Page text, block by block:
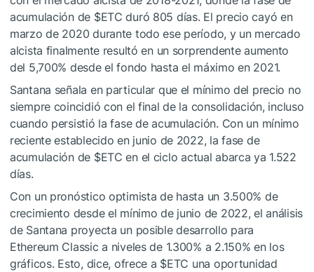
acumulación de $ETC duró 805 días. El precio cayó en
marzo de 2020 durante todo ese período, y un mercado
alcista finalmente resultó en un sorprendente aumento
del 5,700% desde el fondo hasta el máximo en 2021.
Santana señala en particular que el mínimo del precio no
siempre coincidió con el final de la consolidación, incluso
cuando persistió la fase de acumulación. Con un mínimo
reciente establecido en junio de 2022, la fase de
acumulación de $ETC en el ciclo actual abarca ya 1.522
días.
Con un pronóstico optimista de hasta un 3.500% de
crecimiento desde el mínimo de junio de 2022, el análisis
de Santana proyecta un posible desarrollo para
Ethereum Classic a niveles de 1.300% a 2.150% en los
gráficos. Esto, dice, ofrece a $ETC una oportunidad